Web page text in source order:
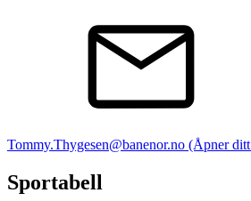
Tommy.Thygesen@banenor.no (Åpner
Sportabell